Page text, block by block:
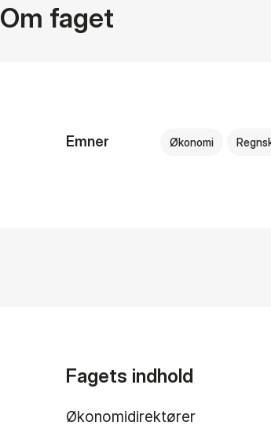
Om faget
Emner Økonomi
Fagets indhold
Økonomidirektører